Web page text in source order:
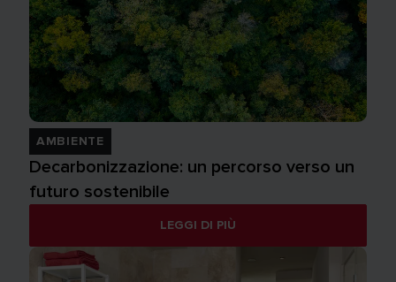
AMBIENTE
Decarbonizzazione: un percorso verso un
futuro sostenibile
LEGGI DI PIÙ